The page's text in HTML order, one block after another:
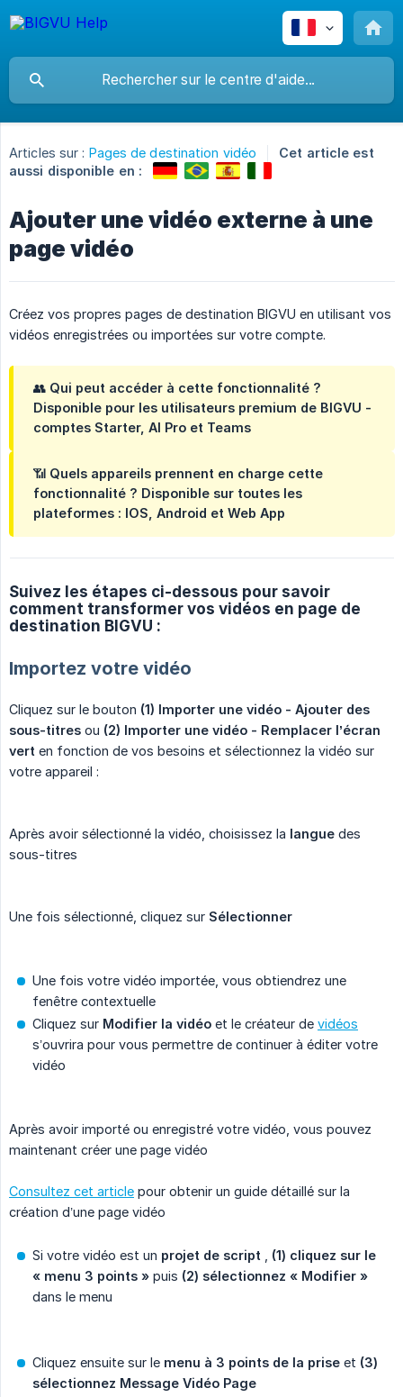
Articles sur : Pages de destination vidéo
Cet article est
aussi disponible en :
Ajouter une vidéo externe à une
page vidéo
Créez vos propres pages de destination BIGVU en utilisant vos
vidéos enregistrées ou importées sur votre compte.
👥 Qui peut accéder à cette fonctionnalité ?
Disponible pour les utilisateurs premium de BIGVU -
comptes Starter, AI Pro et Teams
📶 Quels appareils prennent en charge cette
fonctionnalité ? Disponible sur toutes les
plateformes : IOS, Android et Web App
Suivez les étapes ci-dessous pour savoir
comment transformer vos vidéos en page de
destination BIGVU :
Importez votre vidéo
Cliquez sur le bouton (1) Importer une vidéo - Ajouter des
sous-titres ou (2) Importer une vidéo - Remplacer l’écran
vert en fonction de vos besoins et sélectionnez la vidéo sur
votre appareil :
Après avoir sélectionné la vidéo, choisissez la langue des
sous-titres
Une fois sélectionné, cliquez sur Sélectionner
Une fois votre vidéo importée, vous obtiendrez une
fenêtre contextuelle
Cliquez sur Modifier la vidéo et le créateur de vidéos
s’ouvrira pour vous permettre de continuer à éditer votre
vidéo
Après avoir importé ou enregistré votre vidéo, vous pouvez
maintenant créer une page vidéo
Consultez cet article pour obtenir un guide détaillé sur la
création d’une page vidéo
Si votre vidéo est un projet de script
(1) cliquez sur le
« menu 3 points » puis (2) sélectionnez « Modifier »
dans le menu
Cliquez ensuite sur le menu à 3 points de la prise et (3)
sélectionnez Message Vidéo Page